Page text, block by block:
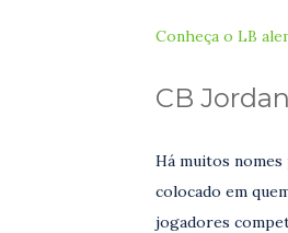
Conheça o LB
CB
Há muitos
colocado em
jogadores